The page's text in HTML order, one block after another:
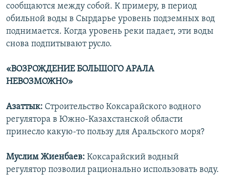
сообщаются между собой. К примеру, в период
обильной воды в Сырдарье уровень подземных вод
поднимается. Когда уровень реки падает, эти воды
снова подпитывают русло.
«ВОЗРОЖДЕНИЕ БОЛЬШОГО АРАЛА
НЕВОЗМОЖНО»
Азаттык: Строительство Коксарайского водного
регулятора в Южно-Казахстанской области
принесло какую-то пользу для Аральского моря?
Муслим Жиенбаев: Коксарайский водный
регулятор позволил рационально использовать воду.